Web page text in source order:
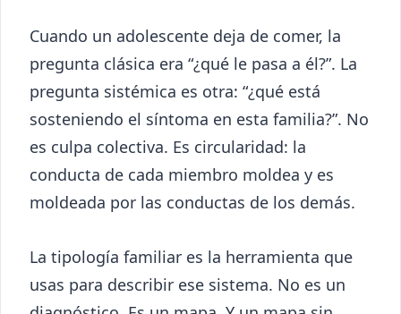
Cuando un adolescente deja de comer, la
pregunta clásica era “¿qué le pasa a él?”. La
pregunta sistémica es otra: “¿qué está
sosteniendo el síntoma en esta familia?”. No
es culpa colectiva. Es circularidad: la
conducta de cada miembro moldea y es
moldeada por las conductas de los demás.
La tipología familiar es la herramienta que
usas para describir ese sistema. No es un